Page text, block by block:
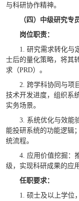
与科研协作精神。
（四）中级研究专
岗位职责：
1. 研究需求转化与
士后的量化策略，将其
求（PRD）。
2. 跨学科协同与项
技术开发进度，组织系
实务场景。
3. 系统优化与效能
能投研系统的功能逻辑
统流程。
4. 应用价值挖掘：
级，实现科研成果的应
任职要求：
1. 硕士及以上学位